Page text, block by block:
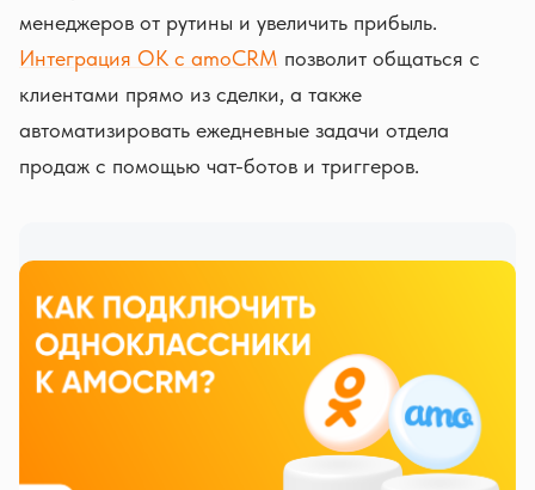
менеджеров от рутины и увеличить прибыль.
Интеграция ОК с amoCRM позволит общаться с
клиентами прямо из сделки, а также
автоматизировать ежедневные задачи отдела
продаж с помощью чат-ботов и триггеров.